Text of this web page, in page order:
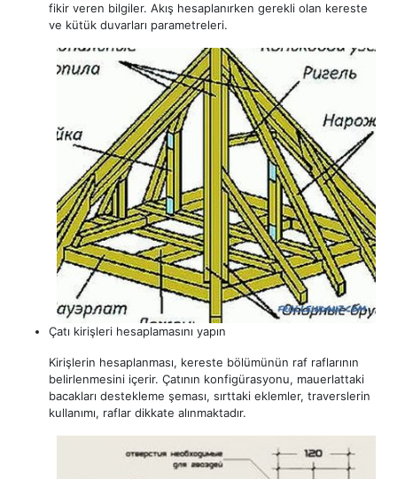
fikir veren bilgiler. Akış hesaplanırken gerekli olan kereste
ve kütük duvarları parametreleri.
Çatı kirişleri hesaplamasını yapın
Kirişlerin hesaplanması, kereste bölümünün raf raflarının
belirlenmesini içerir. Çatının konfigürasyonu, mauerlattaki
bacakları destekleme şeması, sırttaki eklemler, traverslerin
kullanımı, raflar dikkate alınmaktadır.